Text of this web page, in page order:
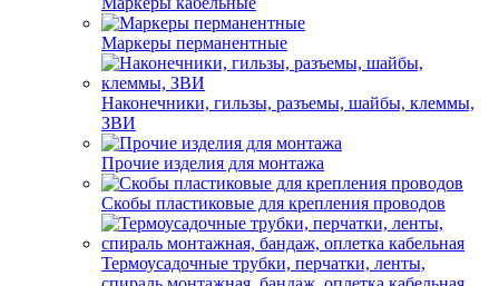
Маркеры перманентные
Наконечники, гильзы, разъемы, шайбы, клеммы,
ЗВИ
Прочие изделия для монтажа
Скобы пластиковые для крепления проводов
Термоусадочные трубки, перчатки, ленты,